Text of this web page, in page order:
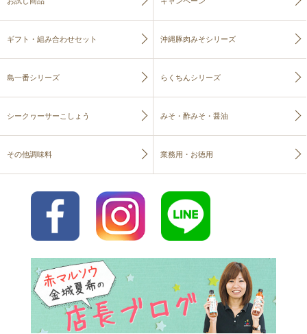
ギフト・組み合わせセット 沖縄豚肉みそシリーズ
島一番シリーズ らくちんシリーズ
シークヮーサーこしょう みそ・酢みそ・醤油
その他調味料 業務用・お徳用